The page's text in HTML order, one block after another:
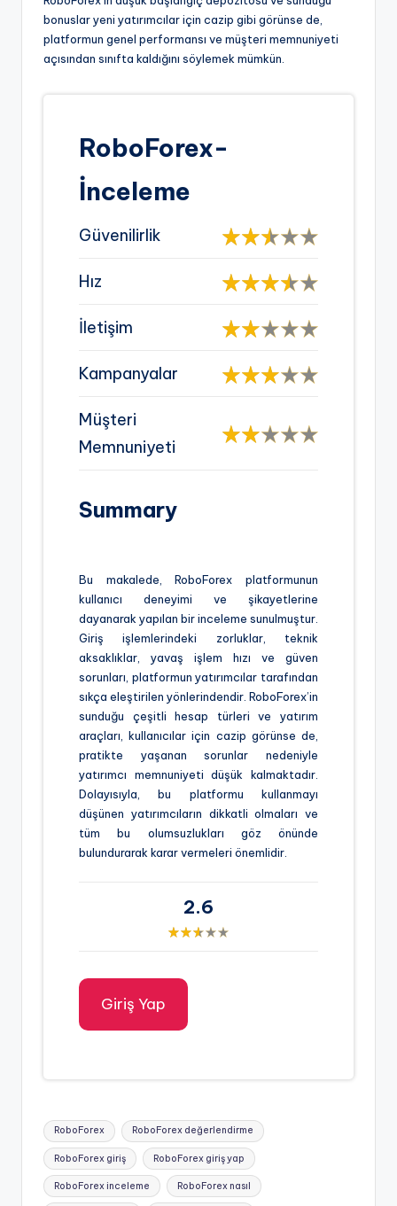
bonuslar yeni yatırımcılar için cazip gibi görünse de,
platformun genel performansı ve müşteri memnuniyeti
açısından sınıfta kaldığını söylemek mümkün.
RoboForex-
İnceleme
Güvenilirlik
Hız
İletişim
Kampanyalar
Müşteri
Memnuniyeti
Summary
Bu makalede, RoboForex platformunun
kullanıcı deneyimi ve şikayetlerine
dayanarak yapılan bir inceleme sunulmuştur.
Giriş işlemlerindeki zorluklar, teknik
aksaklıklar, yavaş işlem hızı ve güven
sorunları, platformun yatırımcılar tarafından
sıkça eleştirilen yönlerindendir. RoboForex’in
sunduğu çeşitli hesap türleri ve yatırım
araçları, kullanıcılar için cazip görünse de,
pratikte yaşanan sorunlar nedeniyle
yatırımcı memnuniyeti düşük kalmaktadır.
Dolayısıyla, bu platformu kullanmayı
düşünen yatırımcıların dikkatli olmaları ve
tüm bu olumsuzlukları göz önünde
bulundurarak karar vermeleri önemlidir.
2.6
Giriş Yap
Tags:
RoboForex RoboForex değerlendirme
RoboForex giriş RoboForex giriş yap
RoboForex inceleme RoboForex nasıl